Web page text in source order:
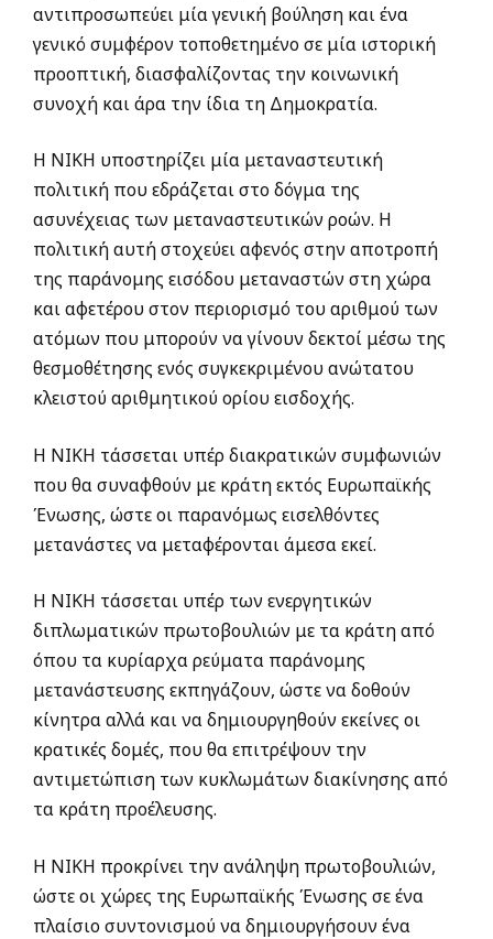
αντιπροσωπεύει μία γενική βούληση και ένα
γενικό συμφέρον τοποθετημένο σε μία ιστορική
προοπτική, διασφαλίζοντας την κοινωνική
συνοχή και άρα την ίδια τη Δημοκρατία.
Η ΝΙΚΗ υποστηρίζει μία μεταναστευτική
πολιτική που εδράζεται στο δόγμα της
ασυνέχειας των μεταναστευτικών ροών. Η
πολιτική αυτή στοχεύει αφενός στην αποτροπή
της παράνομης εισόδου μεταναστών στη χώρα
και αφετέρου στον περιορισμό του αριθμού των
ατόμων που μπορούν να γίνουν δεκτοί μέσω της
θεσμοθέτησης ενός συγκεκριμένου ανώτατου
κλειστού αριθμητικού ορίου εισδοχής.
Η ΝΙΚΗ τάσσεται υπέρ διακρατικών συμφωνιών
που θα συναφθούν με κράτη εκτός Ευρωπαϊκής
Ένωσης, ώστε οι παρανόμως εισελθόντες
μετανάστες να μεταφέρονται άμεσα εκεί.
Η ΝΙΚΗ τάσσεται υπέρ των ενεργητικών
διπλωματικών πρωτοβουλιών με τα κράτη από
όπου τα κυρίαρχα ρεύματα παράνομης
μετανάστευσης εκπηγάζουν, ώστε να δοθούν
κίνητρα αλλά και να δημιουργηθούν εκείνες οι
κρατικές δομές, που θα επιτρέψουν την
αντιμετώπιση των κυκλωμάτων διακίνησης από
τα κράτη προέλευσης.
Η ΝΙΚΗ προκρίνει την ανάληψη πρωτοβουλιών,
ώστε οι χώρες της Ευρωπαϊκής Ένωσης σε ένα
πλαίσιο συντονισμού να δημιουργήσουν ένα